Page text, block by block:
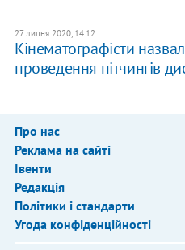
27 липня 2020, 14:12
Кінематографісти
проведення пітчингів
Про нас
Реклама на сайті
Івенти
Редакція
Політики і стандарти
Угода конфіденційності